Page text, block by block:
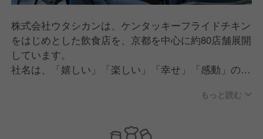
株式会社ウタシカンは、ケンタッキーフライドチキン
をはじめとした飲食店を、京都を中心に約80店舗展開
しています。
社名は、「嬉しい」「楽しい」「幸せ」「感動」の頭
これからもフードサービスを通じて、皆さまに感動を
もっと読む